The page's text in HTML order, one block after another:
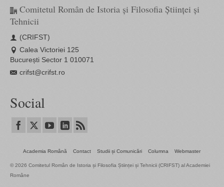
Comitetul Român de Istoria și Filosofia Științei și
Tehnicii
(CRIFST)
Calea Victoriei 125
București Sector 1 010071
crifst@crifst.ro
Social
Academia Română Contact Studii și Comunicări Columna Webmaster
© 2026 Comitetul Român de Istoria și Filosofia Științei și Tehnicii (CRIFST) al Academiei
Române